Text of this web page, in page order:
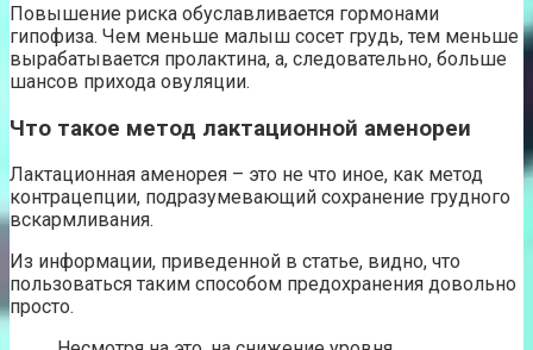
Повышение риска обуславливается гормонами
гипофиза. Чем меньше малыш сосет грудь, тем меньше
вырабатывается пролактина, а, следовательно, больше
шансов прихода овуляции.
Что такое метод лактационной аменореи
Лактационная аменорея – это не что иное, как метод
контрацепции, подразумевающий сохранение грудного
вскармливания.
Из информации, приведенной в статье, видно, что
пользоваться таким способом предохранения довольно
просто.